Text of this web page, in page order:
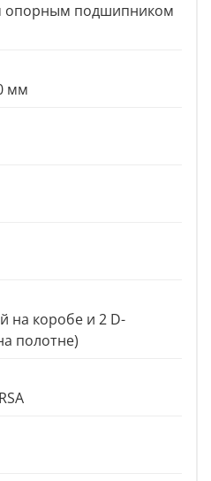
опорным подшипником
мм
на коробе и 2 D-
полотне)